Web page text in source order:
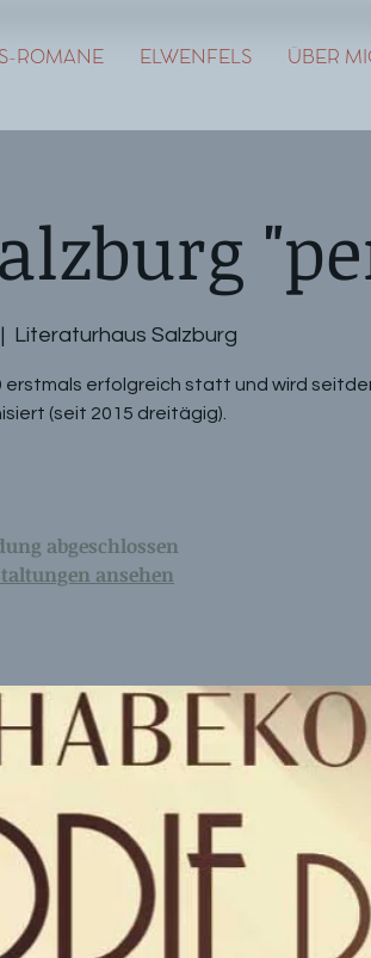
ROMANE ELWENFELS ÜBER
Literaturhaus Salzburg
erstmals erfolgreich statt und wird
(seit 2015 dreitägig).
abgeschlossen
ansehen